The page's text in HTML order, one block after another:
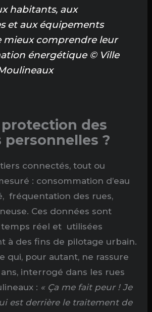
habitants, aux
et aux équipements
mieux comprendre leur
énergétique © Ville
des
personnelles ?
connectés, tout ou
: consommation d’eau
fréquentation des rues,
Ces données sont
réel et utilisées
à des fins de pilotage urbain.
qui, pour autant, ne rassure
ans, interrogé dans les rues
: « Ça me fait peur ! Je
est derrière le traitement de